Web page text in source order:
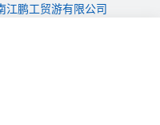
江鹏工贸游有限公司